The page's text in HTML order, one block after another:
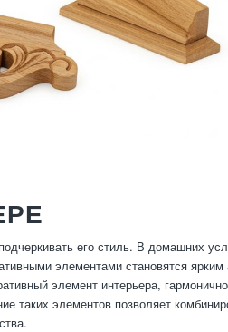
его стиль. В домашних
элементами становятся ярким
элемент интерьера,
таких элементов позволяет